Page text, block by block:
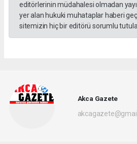
editörlerinin müdahalesi olmadan
yer alan hukuki muhataplar haberi
sitemizin hiç bir editörü sorumlu
Akca Gazete